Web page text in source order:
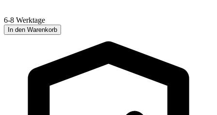
6-8 Werktage
In den Warenkorb